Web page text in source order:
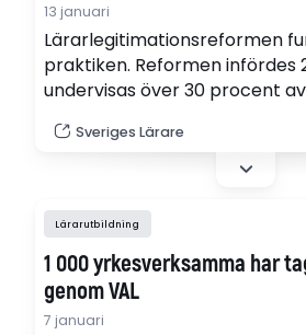
13 januari
Lärarlegitimationsreformen
praktiken. Reformen infördes
undervisas över 30 procent
lärarlegitimation, visar ny
Sveriges Lärare
Lärarutbildning
1 000 yrkesverksamma har
genom VAL
7 januari